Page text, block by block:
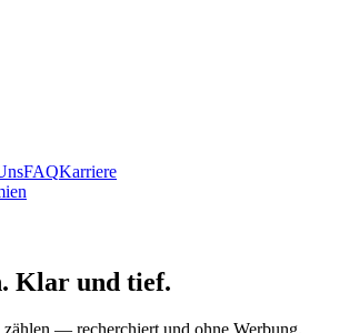
FAQKarriere
Klar und tief.
— recherchiert und ohne Werbung.